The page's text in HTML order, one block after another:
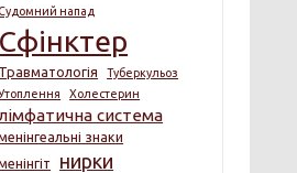
Судомний напад
Сфінктер
Травматологія
Туберкульоз
Холестерин
система
знаки
нирки